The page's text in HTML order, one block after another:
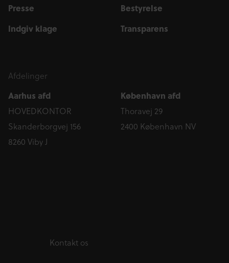
Presse
Indgiv klage
Bestyrelse
Transparens
Afdelinger
Aarhus afd
HOVEDKONTOR
Skanderborgvej 156
8260 Viby J
København afd
Thoravej 29
2400 København NV
Kontakt os